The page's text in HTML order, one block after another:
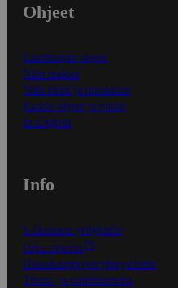
Ohjeet
Ensitilaajan ohjeet
Näin maksat
Näin tilaat ja muokkaat
Kaikki ohjeet ja vinkit
In English
Info
S-Business yrityksille
Oiva-raportit
Osuuskauppojen yhteystiedot
Tilaus- ja toimitusehdot